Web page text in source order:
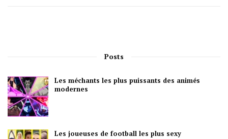
Posts
Les méchants les plus puissants des animés
modernes
Les joueuses de football les plus sexy